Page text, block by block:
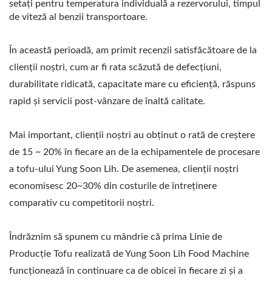
ALIMENTELOR.
setați pentru temperatura individuală a rezervorului, timpul
de viteză al benzii transportoare.
În această perioadă, am primit recenzii satisfăcătoare de la
clienții noștri, cum ar fi rata scăzută de defecțiuni,
durabilitate ridicată, capacitate mare cu eficiență, răspuns
rapid și servicii post-vânzare de înaltă calitate.
Mai important, clienții noștri au obținut o rată de creștere
de 15 ~ 20% în fiecare an de la echipamentele de procesare
a tofu-ului Yung Soon Lih. De asemenea, clienții noștri
economisesc 20~30% din costurile de întreținere
comparativ cu competitorii noștri.
Îndrăznim să spunem cu mândrie că prima Linie de
Producție Tofu realizată de Yung Soon Lih Food Machine
funcționează în continuare ca de obicei în fiecare zi și a